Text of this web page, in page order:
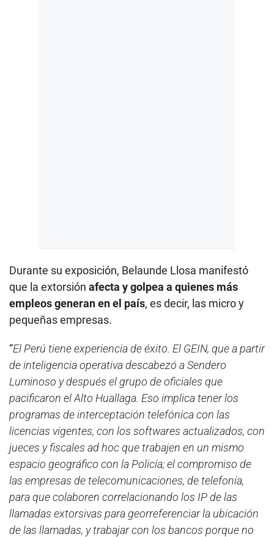
Durante su exposición, Belaunde Llosa manifestó
que la extorsión afecta y golpea a quienes más
empleos generan en el país, es decir, las micro y
pequeñas empresas.
“El Perú tiene experiencia de éxito. El GEIN, que a partir
de inteligencia operativa descabezó a Sendero
Luminoso y después el grupo de oficiales que
pacificaron el Alto Huallaga. Eso implica tener los
programas de interceptación telefónica con las
licencias vigentes, con los softwares actualizados, con
jueces y fiscales ad hoc que trabajen en un mismo
espacio geográfico con la Policía; el compromiso de
las empresas de telecomunicaciones, de telefonía,
para que colaboren correlacionando los IP de las
llamadas extorsivas para georreferenciar la ubicación
de las llamadas, y trabajar con los bancos porque no